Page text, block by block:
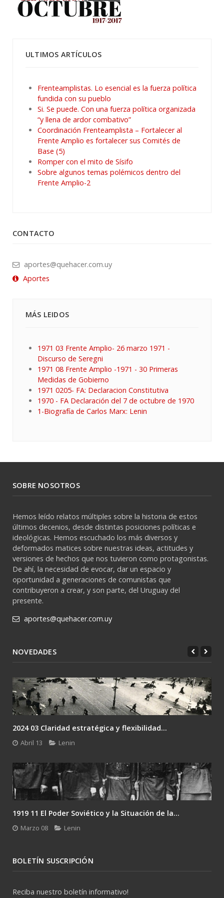
ULTIMOS ARTÍCULOS
Frenteamplistas. Lo esencial es la fuerza política
fundida con su pueblo
Si. Se puede. Con una fuerza política organizada
“y llena de ardor combativo”
Coordinación Frenteamplista – Fortalecer al
Frente Amplio es fortalecer sus Comités de
Base (5)
Romper con el mito de Sísifo
Sobre algunos temas polémicos dentro del
Frente Amplio-2
CONTACTO
aportes@quehacer.com.uy
Aportes
MÁS LEIDOS
1971 03 Frente Amplio- 26 marzo 1971 -
Discurso de Seregni
1971 08 Frente Amplio -1971 - 30 Primeras
Medidas de Gobierno
1971 0205- FA: Declaracion Constitutiva
1970 - FA Declaración del 7 de octubre de 1970
1-Biografía de Carlos Marx: Lenin
SOBRE NOSOTROS
Hemos leído relatos múltiples sobre la historia de estos
últimos decenios, desde distintas posiciones políticas e
ideológicas. Hemos escuchado los más diversos y
deformados matices sobre nuestras ideas, actitudes y
versiones de hechos que nos tuvieron como protagonistas.
De ahí, la necesidad de evocar, dar un espacio y
oportunidad a generaciones de comunistas que
contribuyeron a crear, y son parte, del Uruguay del
presente.
aportes@quehacer.com.uy
NOVEDADES
2024 03 Claridad estratégica y flexibilidad...
Abril 13 Lenin
1919 11 El Poder Soviético y la Situación de la...
Marzo 08 Lenin
BOLETÍN SUSCRIPCIÓN
Reciba nuestro boletín informativo!